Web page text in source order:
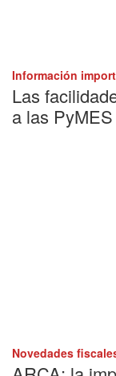
Información
Las
a las PyMES
Novedades